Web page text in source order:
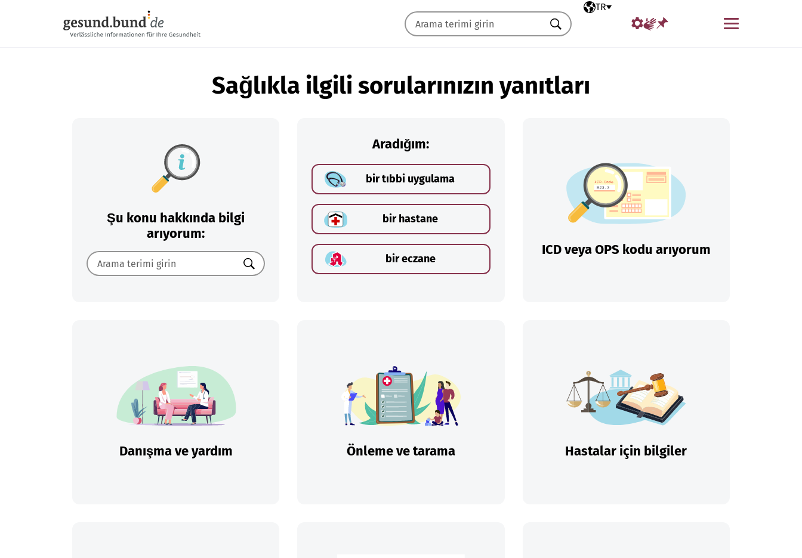
Seçili dil
TR
Menü
Ara
Sağlıkla ilgili sorularınızın yanıtları
Şu konu hakkında bilgi
arıyorum:
Ara
Aradığım:
bir tıbbi uygulama
bir hastane
bir eczane
ICD veya OPS kodu arıyorum
Danışma ve yardım Önleme ve tarama Hastalar için bilgiler